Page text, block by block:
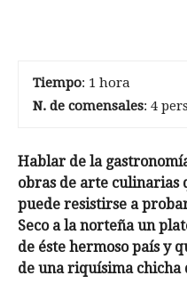
Tiempo: 1 hora
N. de comensales: 4
Hablar de la
obras de arte culinarias
puede resistirse a
Seco a la norteña un
de éste hermoso país y
de una riquísima chicha